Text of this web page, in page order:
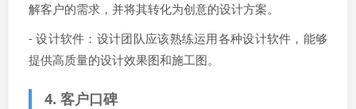
解客户的需求，并将其转化为创意的设计方案。
- 设计软件：设计团队应该熟练运用各种设计软件，能够
提供高质量的设计效果图和施工图。
4. 客户口碑